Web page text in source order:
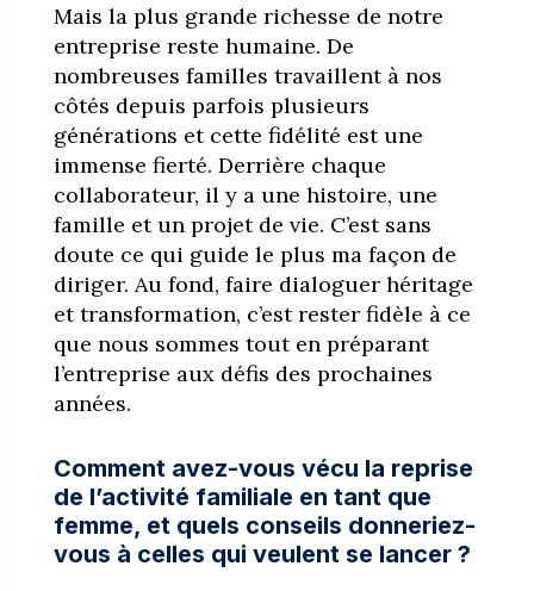
Mais la plus grande richesse de notre
entreprise reste humaine. De
nombreuses familles travaillent à nos
côtés depuis parfois plusieurs
générations et cette fidélité est une
immense fierté. Derrière chaque
collaborateur, il y a une histoire, une
famille et un projet de vie. C’est sans
doute ce qui guide le plus ma façon de
diriger. Au fond, faire dialoguer héritage
et transformation, c’est rester fidèle à ce
que nous sommes tout en préparant
l’entreprise aux défis des prochaines
années.
Comment avez-vous vécu la reprise
de l’activité familiale en tant que
femme, et quels conseils donneriez-
vous à celles qui veulent se lancer ?